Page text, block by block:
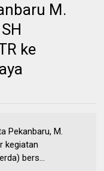
M.
ke
Pekanbaru, M.
kegiatan
bers...